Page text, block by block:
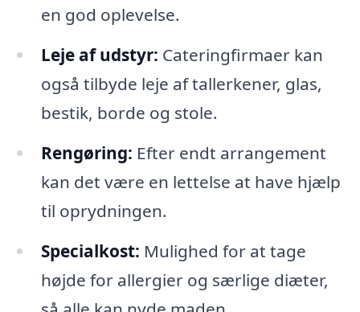
en god oplevelse.
Leje af udstyr: Cateringfirmaer kan
også tilbyde leje af tallerkener, glas,
bestik, borde og stole.
Rengøring: Efter endt arrangement
kan det være en lettelse at have hjælp
til oprydningen.
Specialkost: Mulighed for at tage
højde for allergier og særlige diæter,